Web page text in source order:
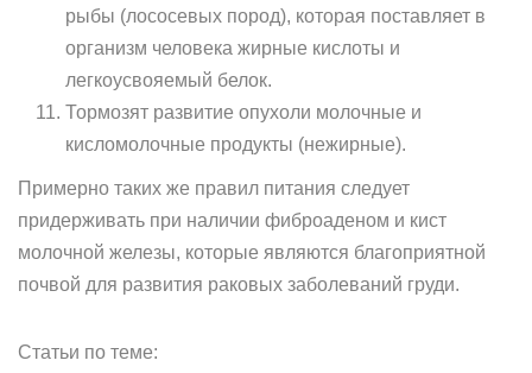
рыбы (лососевых пород), которая поставляет в
организм человека жирные кислоты и
легкоусвояемый белок.
Тормозят развитие опухоли молочные и
кисломолочные продукты (нежирные).
Примерно таких же правил питания следует
придерживать при наличии фиброаденом и кист
молочной железы, которые являются благоприятной
почвой для развития раковых заболеваний груди.
Статьи по теме: